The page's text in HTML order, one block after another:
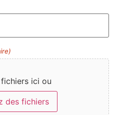
ici ou
des fichiers